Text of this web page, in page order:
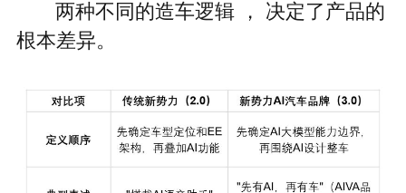
两种不同的造车逻辑 ， 决定了产品的
根本差异。